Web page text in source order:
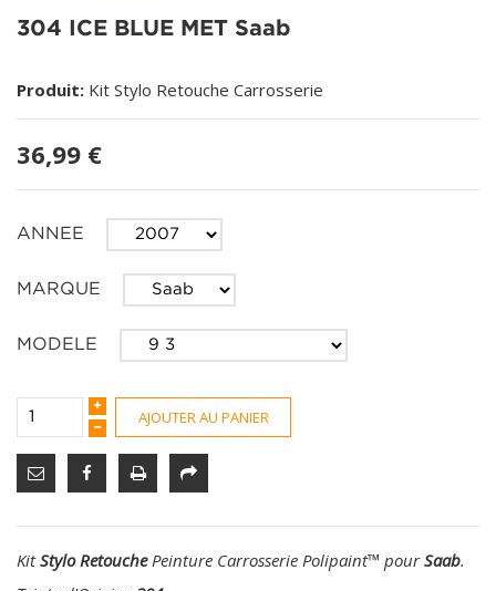
304 ICE BLUE MET Saab
Produit: Kit Stylo Retouche Carrosserie
36,99 €
ANNEE
MARQUE
MODELE
AJOUTER AU PANIER
KitStylo RetouchePeinture Carrosserie Polipaint™ pourSaab.